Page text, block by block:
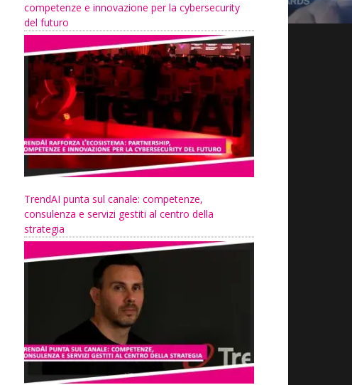
competenze e innovazione per la cybersecurity
del futuro
TrendAI punta sul canale: competenze,
consulenza e servizi gestiti al centro della
strategia